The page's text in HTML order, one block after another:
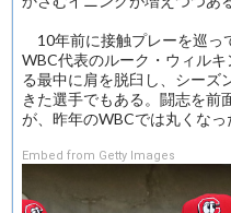
10年前に接触プレーを巡っ
WBC代表のルーク・ウィル
る最中に肩を脱臼し、シーズ
きた選手でもある。闘志を前
が、昨年のWBCでは丸くなっ
Embed from Getty Images